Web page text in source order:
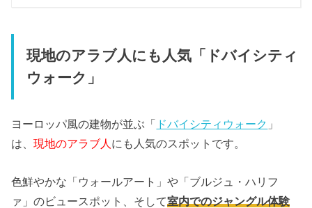
現地のアラブ人にも人気「ドバイシティ
ウォーク」
ヨーロッパ風の建物が並ぶ「 ドバイシティウォーク 」
は、現地のアラブ人 にも人気のスポットです。
色鮮やかな「ウォールアート」や「ブルジュ・ハリフ
ァ」のビュースポット、そして室内でのジャングル体験